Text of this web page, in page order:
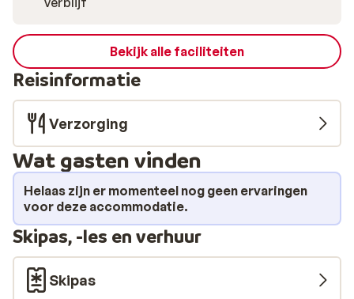
Bekijk alle faciliteiten
Reisinformatie
Verzorging
Wat gasten vinden
Helaas zijn er momenteel nog geen ervaringen
voor deze accommodatie.
Skipas, -les en verhuur
Skipas